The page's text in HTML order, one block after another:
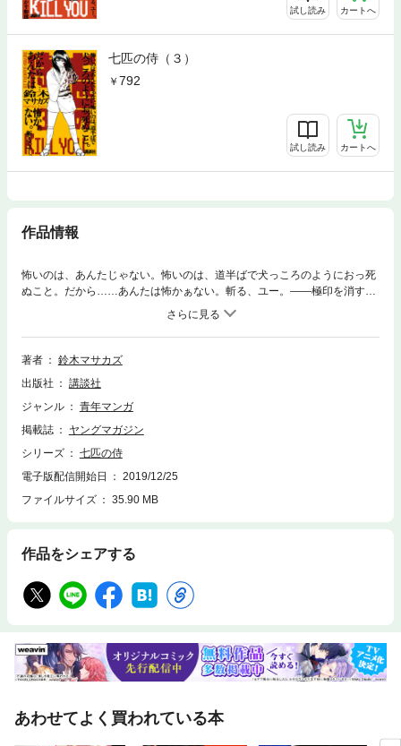
試し読み カートへ
七匹の侍（３）
792
試し読み カートへ
作品情報
怖いのは、あんたじゃない。怖いのは、道半ばで犬っころのようにおっ死
ぬこと。だから……あんたは怖かぁない。斬る、ユー。――極印を消すた
めには、“ずる”をしてはいけないの。“ずる”をするとこの極印は一生消えな
いから。父上、母上には“ずる”のことは、すぐに分かっちゃうんだよ。だ
から、私は、ちゃんとあの女・お紺（こん）を殺さなくちゃいけないの。
前衛時代劇、ここに完結。『七匹』ぜんぶ出てきます。
著者
鈴木マサカズ
出版社
講談社
ジャンル
青年マンガ
掲載誌
ヤングマガジン
シリーズ
七匹の侍
電子版配信開始日
2019/12/25
ファイルサイズ
35.90 MB
作品をシェアする
あわせてよく買われている本